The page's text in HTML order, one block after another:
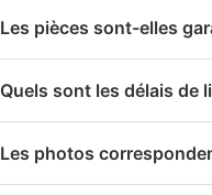
Les pièces sont-elles
Quels sont les délais de
Les photos